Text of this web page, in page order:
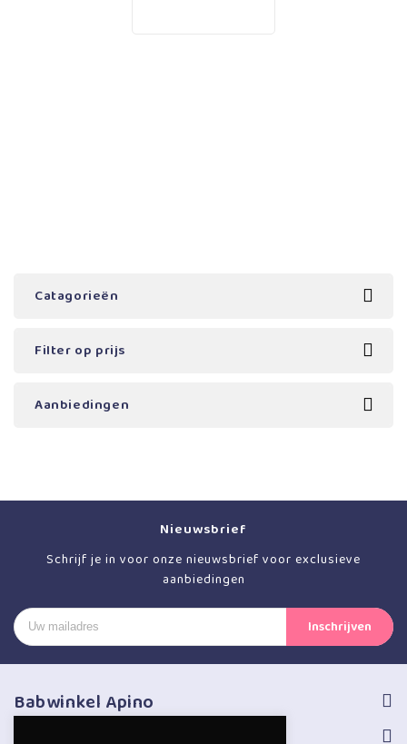
Catagorieën
Filter op prijs
Aanbiedingen
Nieuwsbrief
Schrijf je in voor onze nieuwsbrief voor exclusieve
aanbiedingen
Babwinkel Apino